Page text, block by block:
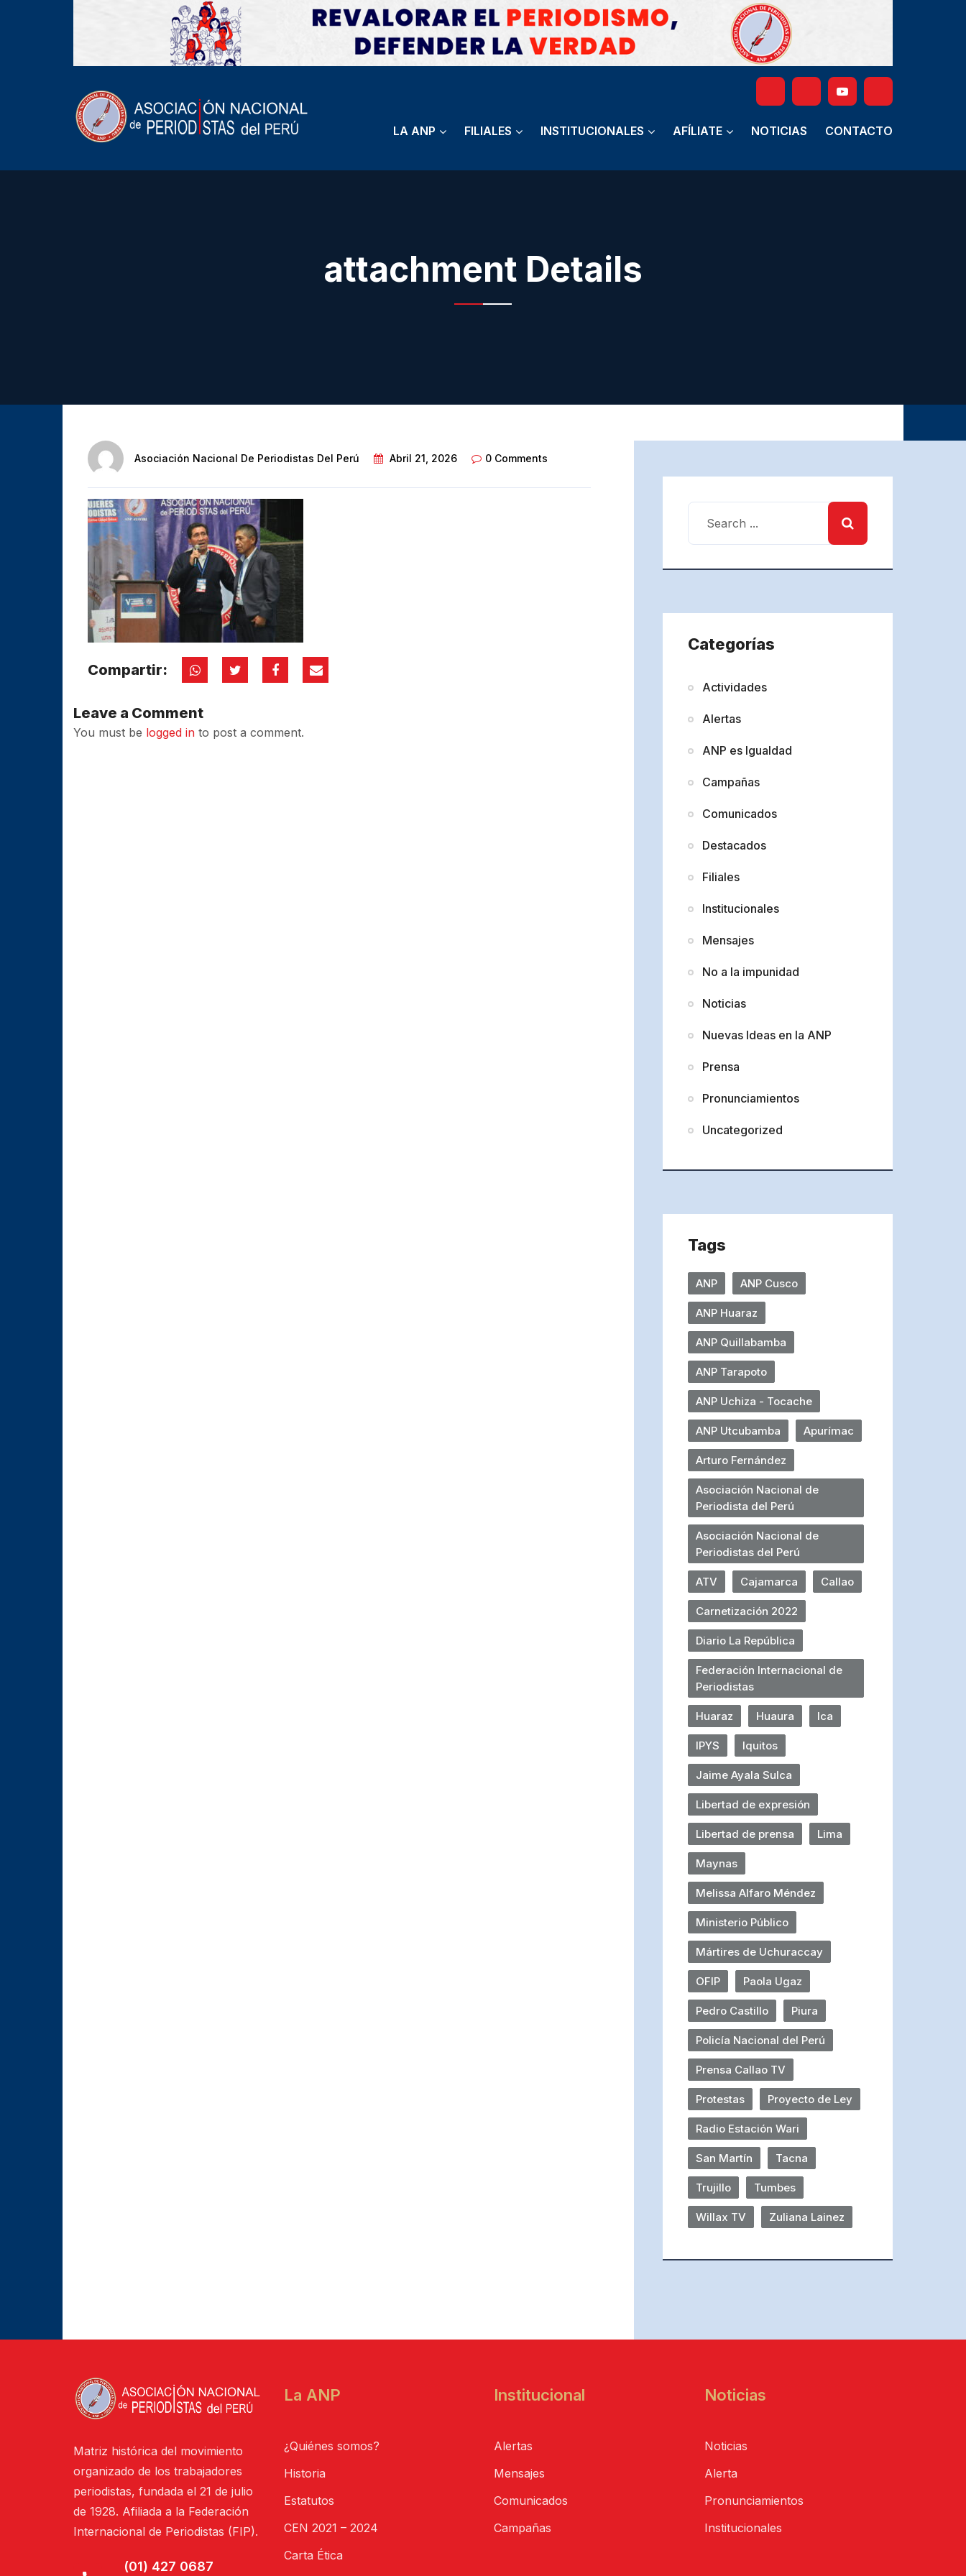
LA ANP FILIALES INSTITUCIONALES AFÍLIATE NOTICIAS CONTACTO
attachment Details
Asociación Nacional De Periodistas Del Perú Abril 21, 2026 0 Comments
Compartir:
Leave a Comment
You must be logged in to post a comment.
Categorías
Actividades
Alertas
ANP es Igualdad
Campañas
Comunicados
Destacados
Filiales
Institucionales
Mensajes
No a la impunidad
Noticias
Nuevas Ideas en la ANP
Prensa
Pronunciamientos
Uncategorized
Tags
ANP ANP Cusco
ANP Huaraz
ANP Quillabamba
ANP Tarapoto
ANP Uchiza - Tocache
ANP Utcubamba Apurímac
Arturo Fernández
Asociación Nacional de
Periodista del Perú
Asociación Nacional de
Periodistas del Perú
ATV Cajamarca Callao
Carnetización 2022
Diario La República
Federación Internacional de
Periodistas
Huaraz Huaura Ica
IPYS Iquitos
Jaime Ayala Sulca
Libertad de expresión
Libertad de prensa Lima
Maynas
Melissa Alfaro Méndez
Ministerio Público
Mártires de Uchuraccay
OFIP Paola Ugaz
Pedro Castillo Piura
Policía Nacional del Perú
Prensa Callao TV
Protestas Proyecto de Ley
Radio Estación Wari
San Martín Tacna
Trujillo Tumbes
Willax TV Zuliana Lainez
Matriz histórica del movimiento
organizado de los trabajadores
periodistas, fundada el 21 de julio
de 1928. Afiliada a la Federación
Internacional de Periodistas (FIP).
(01) 427 0687
La ANP
¿Quiénes somos?
Historia
Estatutos
CEN 2021 – 2024
Carta Ética
Institucional
Alertas
Mensajes
Comunicados
Campañas
Noticias
Noticias
Alerta
Pronunciamientos
Institucionales